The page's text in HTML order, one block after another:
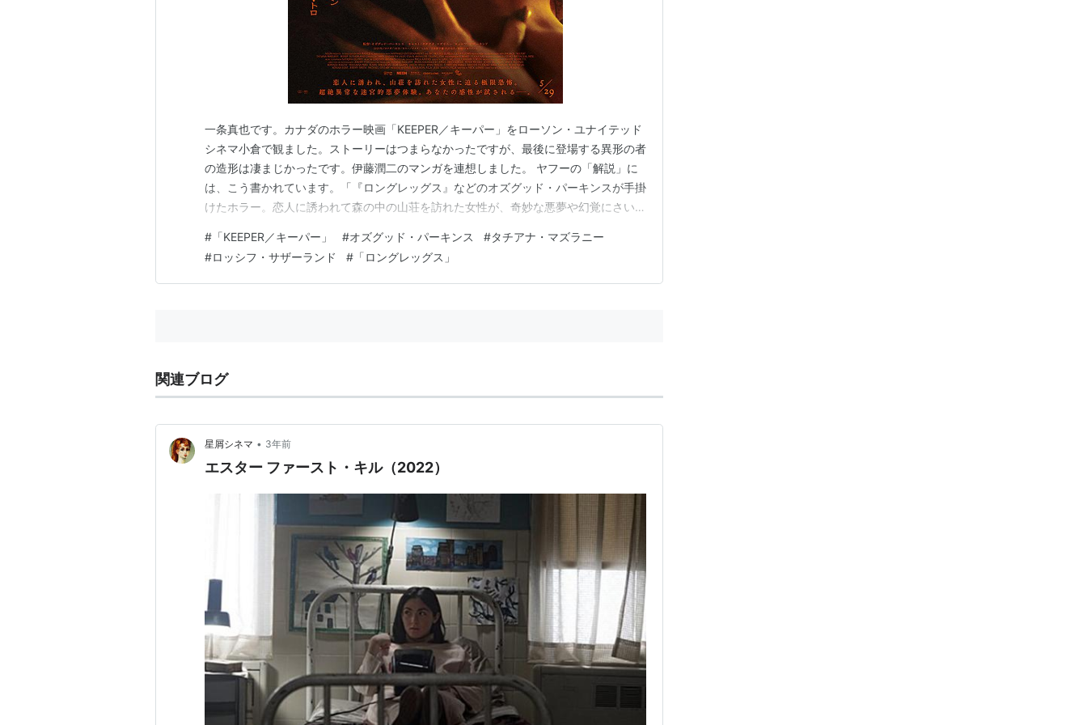
一条真也です。カナダのホラー映画「KEEPER／キーパー」をローソン・ユナイテッド
シネマ小倉で観ました。ストーリーはつまらなかったですが、最後に登場する異形の者
の造形は凄まじかったです。伊藤潤二のマンガを連想しました。 ヤフーの「解説」に
は、こう書かれています。「『ロングレッグス』などのオズグッド・パーキンスが手掛
けたホラー。恋人に誘われて森の中の山荘を訪れた女性が、奇妙な悪夢や幻覚にさいな
れない恐怖に見舞われる主人公を『THE MONKEY／ザ・モンキー』でもパーキンス監
督と組んだタチアナ・マズラニー、彼女の恋人を…
# 「KEEPER／キーパー」 #オズグッド・パーキンス #タチアナ・マズラニー
#ロッシフ・サザーランド # 「ロングレッグス」
関連ブログ
星屑シネマ • 3年前
エスター ファースト・キル（2022）